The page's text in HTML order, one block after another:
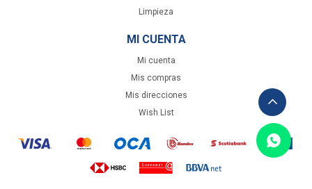
Limpieza
MI CUENTA
Mi cuenta
Mis compras
Mis direcciones
Wish List